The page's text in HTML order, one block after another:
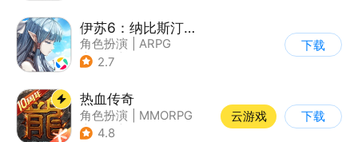
伊苏6：纳比斯汀的方舟
角色扮演
ARPG
| 奇幻
2.7
下载
热血传奇
角色扮演
MMORPG
| 传奇
4.8
云游戏 下载